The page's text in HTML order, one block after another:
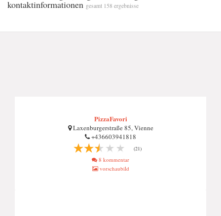
kontaktinformationen gesamt 158 ergebnisse
PizzaFavori
Laxenburgerstraße 85, Vienne
+436603941818
(21)
8 kommentar
vorschaubild